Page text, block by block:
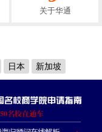
关于华通
日本 新加坡